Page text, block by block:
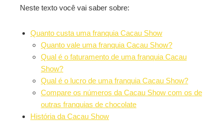
Neste texto você vai saber sobre:
Quanto custa uma franquia Cacau Show
Quanto vale uma franquia Cacau Show?
Qual é o faturamento de uma franquia Cacau
Show?
Qual é o lucro de uma franquia Cacau Show?
Compare os números da Cacau Show com os de
outras franquias de chocolate
História da Cacau Show